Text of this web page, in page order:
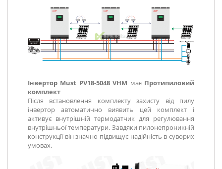
Інвертор Must PV18-5048 VHM маєПротипиловий
комплект
Після встановлення комплекту захисту від пилу
інвертор автоматично виявить цей комплект і
активує внутрішній термодатчик для регулювання
внутрішньої температури. Завдяки пилонепроникній
конструкції він значно підвищує надійність в суворих
умовах.